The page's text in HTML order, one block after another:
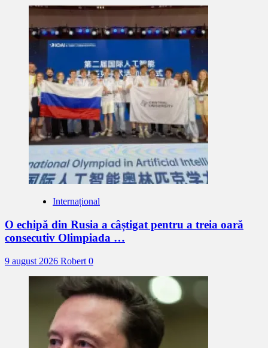
Internațional
O echipă din Rusia a câștigat pentru a treia oară
consecutiv Olimpiada …
9 august 2026 Robert 0